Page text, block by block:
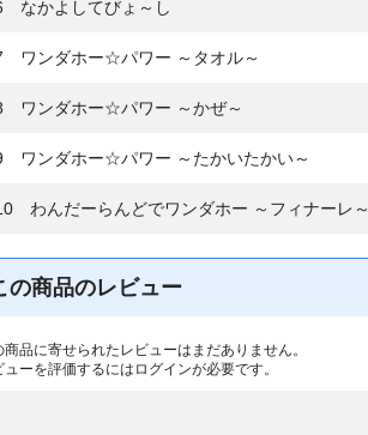
なかよしてびょ～し
ワンダホー☆パワー ～タオル～
ワンダホー☆パワー ～かぜ～
ワンダホー☆パワー ～たかいたかい～
わんだーらんどでワンダホー ～フィナーレ～
の商品のレビュー
商品に寄せられたレビューはまだありません。
ューを評価するには ログインが必要です。